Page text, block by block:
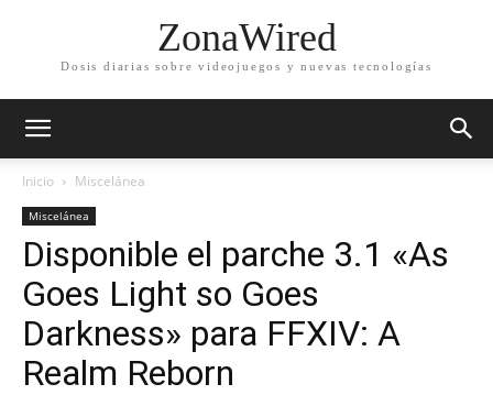
ZonaWired
Dosis diarias sobre videojuegos y nuevas tecnologías
Inicio Miscelánea
Miscelánea
Disponible el parche 3.1 «As
Goes Light so Goes
Darkness» para FFXIV: A
Realm Reborn